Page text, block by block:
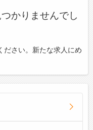
かりませんでし
ださい。新たな求人にめ